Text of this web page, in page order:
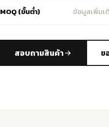
MOQ (ขั้นต่ำ) ข้อมูลเพิ่มเ
สอบถามสินค้า ข